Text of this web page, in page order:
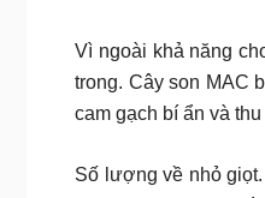
Vì ngoài khả năng
trong. Cây son MAC
cam gạch bí ẩn và
Số lượng về nhỏ